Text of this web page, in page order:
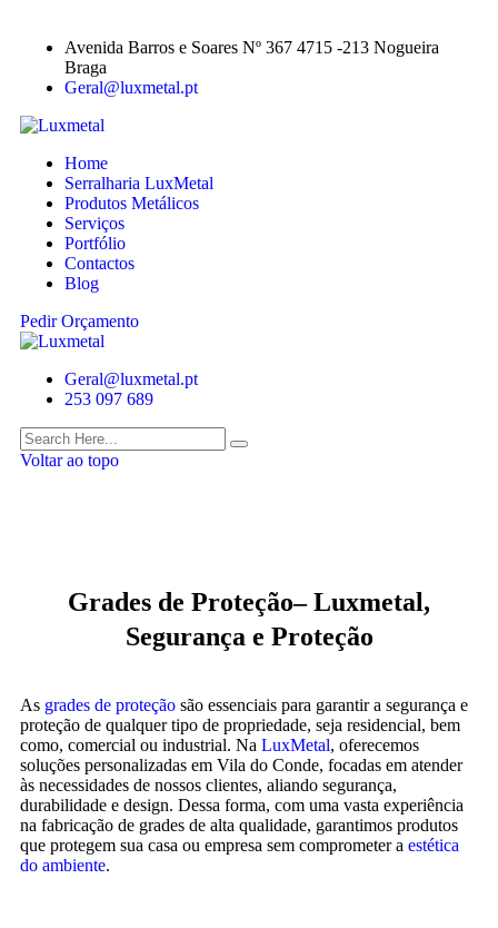
Avenida Barros e Soares Nº 367 4715 -213 Nogueira
Braga
Geral@luxmetal.pt
Home
Serralharia LuxMetal
Produtos Metálicos
Serviços
Portfólio
Contactos
Blog
Pedir Orçamento
Geral@luxmetal.pt
253 097 689
Voltar ao topo
Grades de Proteção– Luxmetal,
Segurança e Proteção
As grades de proteção são essenciais para garantir a segurança e
proteção de qualquer tipo de propriedade, seja residencial, bem
como, comercial ou industrial. Na LuxMetal, oferecemos
soluções personalizadas em Vila do Conde, focadas em atender
às necessidades de nossos clientes, aliando segurança,
durabilidade e design. Dessa forma, com uma vasta experiência
na fabricação de grades de alta qualidade, garantimos produtos
que protegem sua casa ou empresa sem comprometer a estética
do ambiente.